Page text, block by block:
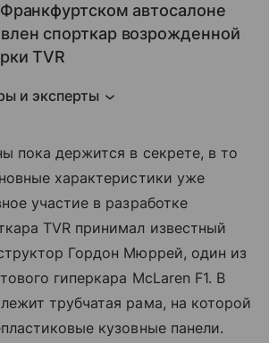
автосалоне
спорткар возрожденной
TVR
и эксперты
пока держится в секрете, в то
характеристики уже
участие в разработке
TVR принимал известный
Гордон Мюррей, один из
гиперкара McLaren F1. В
трубчатая рама, на которой
кузовные панели.